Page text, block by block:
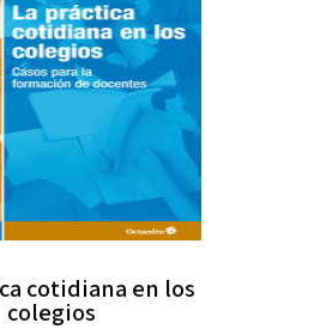
cotidiana en los
colegios